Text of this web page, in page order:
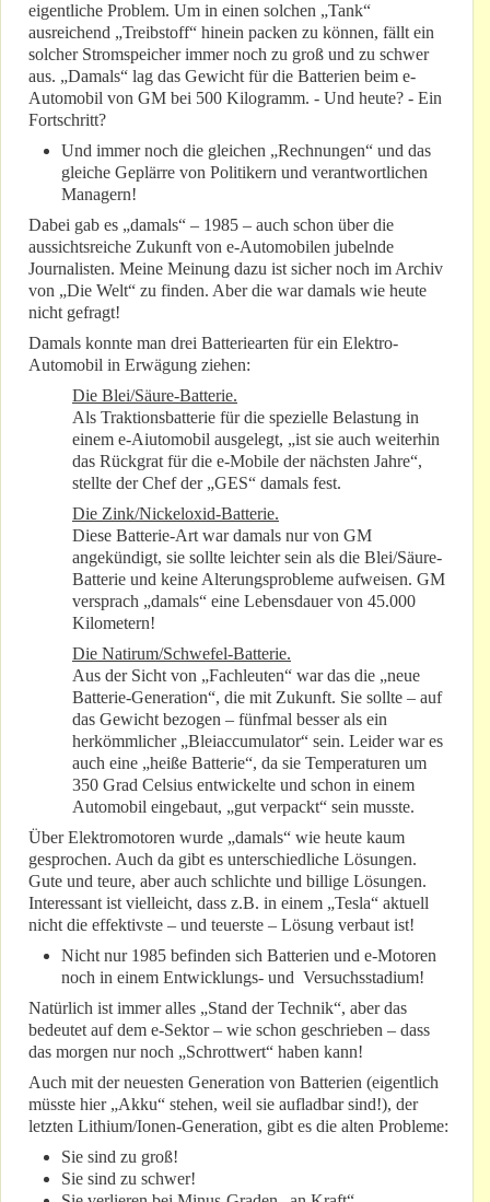
eigentliche Problem. Um in einen solchen „Tank“
ausreichend „Treibstoff“ hinein packen zu können, fällt ein
solcher Stromspeicher immer noch zu groß und zu schwer
aus. „Damals“ lag das Gewicht für die Batterien beim e-
Automobil von GM bei 500 Kilogramm. - Und heute? - Ein
Fortschritt?
Und immer noch die gleichen „Rechnungen“ und das
gleiche Geplärre von Politikern und verantwortlichen
Managern!
Dabei gab es „damals“ – 1985 – auch schon über die
aussichtsreiche Zukunft von e-Automobilen jubelnde
Journalisten. Meine Meinung dazu ist sicher noch im Archiv
von „Die Welt“ zu finden. Aber die war damals wie heute
nicht gefragt!
Damals konnte man drei Batteriearten für ein Elektro-
Automobil in Erwägung ziehen:
Die Blei/Säure-Batterie.
Als Traktionsbatterie für die spezielle Belastung in
einem e-Aiutomobil ausgelegt, „ist sie auch weiterhin
das Rückgrat für die e-Mobile der nächsten Jahre“,
stellte der Chef der „GES“ damals fest.
Die Zink/Nickeloxid-Batterie.
Diese Batterie-Art war damals nur von GM
angekündigt, sie sollte leichter sein als die Blei/Säure-
Batterie und keine Alterungsprobleme aufweisen. GM
versprach „damals“ eine Lebensdauer von 45.000
Kilometern!
Die Natirum/Schwefel-Batterie.
Aus der Sicht von „Fachleuten“ war das die „neue
Batterie-Generation“, die mit Zukunft. Sie sollte – auf
das Gewicht bezogen – fünfmal besser als ein
herkömmlicher „Bleiaccumulator“ sein. Leider war es
auch eine „heiße Batterie“, da sie Temperaturen um
350 Grad Celsius entwickelte und schon in einem
Automobil eingebaut, „gut verpackt“ sein musste.
Über Elektromotoren wurde „damals“ wie heute kaum
gesprochen. Auch da gibt es unterschiedliche Lösungen.
Gute und teure, aber auch schlichte und billige Lösungen.
Interessant ist vielleicht, dass z.B. in einem „Tesla“ aktuell
nicht die effektivste – und teuerste – Lösung verbaut ist!
Nicht nur 1985 befinden sich Batterien und e-Motoren
noch in einem Entwicklungs- und Versuchsstadium!
Natürlich ist immer alles „Stand der Technik“, aber das
bedeutet auf dem e-Sektor – wie schon geschrieben – dass
das morgen nur noch „Schrottwert“ haben kann!
Auch mit der neuesten Generation von Batterien (eigentlich
müsste hier „Akku“ stehen, weil sie aufladbar sind!), der
letzten Lithium/Ionen-Generation, gibt es die alten Probleme:
Sie sind zu groß!
Sie sind zu schwer!